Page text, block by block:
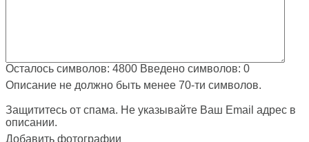
Осталось символов: 4800 Введено символов: 0
Описание не должно быть менее 70-ти символов.
Защититесь от спама. Не указывайте Ваш Email адрес в
описании.
Добавить фотографии